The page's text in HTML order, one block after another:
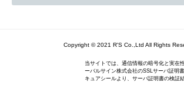
Copyright © 2021 R'S Co.,Ltd All Rights
当サイトでは、通信情報の暗号化と実在
ーバルサイン株式会社のSSLサーバ証明
キュアシールより、サーバ証明書の検証